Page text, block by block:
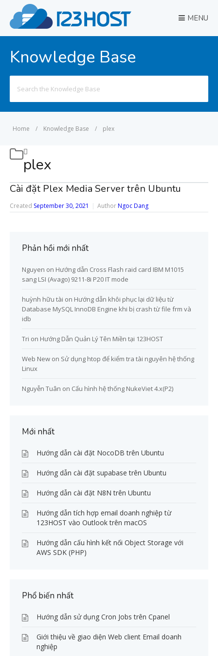
MENU
Knowledge Base
for:
Home / Knowledge Base / plex
plex
Cài đặt Plex Media Server trên Ubuntu
Created September 30, 2021 AuthorNgoc Dang
Phản hồi mới nhất
Nguyen on Hướng dẫn Cross Flash raid card IBM M1015
sang LSI (Avago) 9211-8i P20 IT mode
huỳnh hữu tài on Hướng dẫn khôi phục lại dữ liệu từ
Database MySQL InnoDB Engine khi bị crash từ file frm và
idb
Tri on Hướng Dẫn Quản Lý Tên Miền tại 123HOST
Web New on Sử dụng htop để kiểm tra tài nguyên hệ thống
Linux
Nguyễn Tuân on Cấu hình hệ thống NukeViet 4.x(P2)
Mới nhất
Hướng dẫn cài đặt NocoDB trên Ubuntu
Hướng dẫn cài đặt supabase trên Ubuntu
Hướng dẫn cài đặt N8N trên Ubuntu
Hướng dẫn tích hợp email doanh nghiệp từ
123HOST vào Outlook trên macOS
Hướng dẫn cấu hình kết nối Object Storage với
AWS SDK (PHP)
Phổ biến nhất
Hướng dẫn sử dụng Cron Jobs trên Cpanel
Giới thiệu về giao diện Web client Email doanh
nghiệp